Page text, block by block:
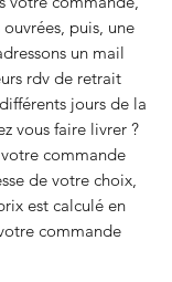
puis, une
un mail
rdv de retrait
jours de la
vous faire livrer ?
commande
de votre choix,
est calculé en
commande